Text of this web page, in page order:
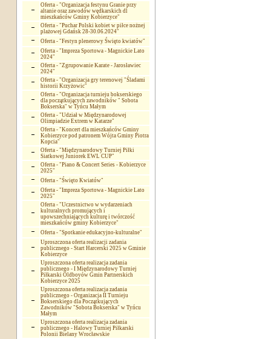
Oferta - "Organizacja festynu Granie przy
altanie oraz zawodów wędkarskich dl
mieszkańców Gminy Kobierzyce"
Oferta - "Puchar Polski kobiet w piłce nożnej
plażowej Gdańsk 28-30.06.2024"
Oferta - "Festyn plenerowy Święto kwiatów"
Oferta - "Impreza Sportowa - Magnickie Lato
2024"
Oferta - "Zgrupowanie Karate - Jarosławiec
2024"
Oferta - "Organizacja gry terenowej "Śladami
historii Krzyżowic"
Oferta - "Organizacja turnieju bokserskiego
dla początkujących zawodników " Sobota
Bokserska" w Tyńcu Małym
Oferta - "Udział w Międzynarodowej
Olimpiadzie Extrem w Katarze"
Oferta - "Koncert dla mieszkańców Gminy
Kobierzyce pod patronem Wójta Gminy Piotra
Kopcia"
Oferta - "Międzynarodowy Turniej Piłki
Siatkowej Juniorek EWL CUP"
Oferta - "Piano & Concert Series - Kobierzyce
2025"
Oferta - "Święto Kwiatów"
Oferta - "Impreza Sportowa - Magnickie Lato
2025"
Oferta - "Uczestnictwo w wydarzeniach
kulturalnych promujących i
upowszechniających kulturę i twórczość
mieszkańców gminy Kobierzyce"
Oferta - "Spotkanie edukacyjno-kulturalne"
Uproszczona oferta realizacji zadania
publicznego - Start Harcerski 2025 w Gminie
Kobierzyce
Uproszczona oferta realizacja zadania
publicznego - I Międzynarodowy Turniej
Piłkarski Oldboyów Gmin Partnerskich
Kobierzyce 2025
Uproszczona oferta realizacja zadania
publicznego - Organizacja II Turnieju
Bokserskiego dla Początkujących
Zawodników "Sobota Bokserska" w Tyńcu
Małym
Uproszczona oferta realizacja zadania
publicznego - Halowy Turniej Piłkarski
Polonii Bielany Wrocławskie